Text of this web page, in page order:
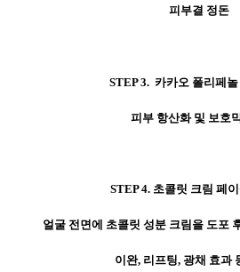
피부결 정돈
STEP 3. 카카오 폴리페
피부 항산화 및 보호
STEP 4. 초콜릿 크림 페
얼굴 전면에 초콜릿 성분 크림을 도포
이완, 리프팅, 광채 효과